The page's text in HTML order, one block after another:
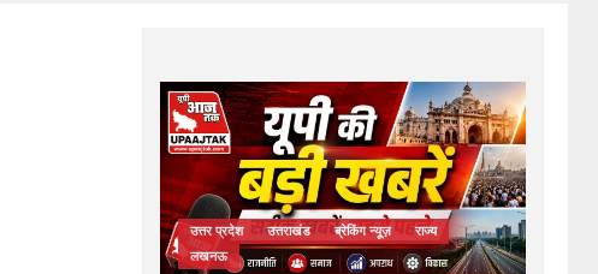
उत्तर प्रदेश उत्तराखंड ब्रेकिंग न्यूज़
राज्य
लखनऊ